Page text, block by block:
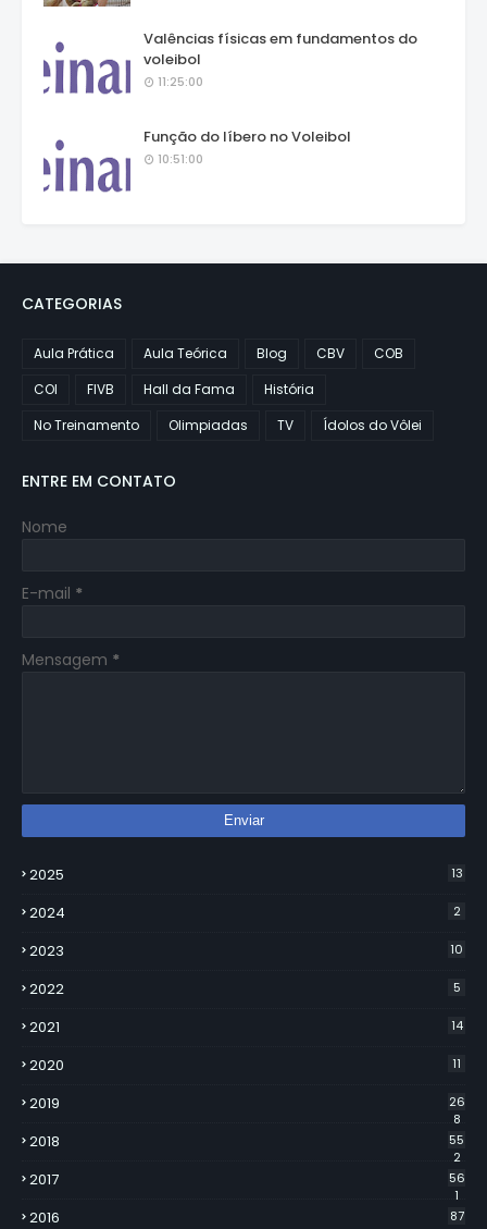
Valências físicas em fundamentos do
voleibol
11:25:00
Função do líbero no Voleibol
10:51:00
CATEGORIAS
Aula Prática Aula Teórica Blog CBV
COB
COI
FIVB Hall da Fama
História
No Treinamento
Olimpiadas TV Ídolos do Vôlei
ENTRE EM CONTATO
Nome
E-mail *
Mensagem *
2025 13
2024 2
2023 10
2022 5
2021 14
2020 11
2019
26
8
2018
55
2
2017
56
1
2016
87